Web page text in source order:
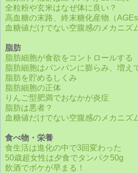
全粒粉や玄米はなぜ体に良い？
高血糖の末路、終末糖化産物（
血糖値だけでない空腹感のメカニズ
脂肪
脂肪細胞が食欲をコントロールする
脂肪細胞はパンパンに膨らみ、増え
脂肪を貯めるしくみ
脂肪細胞の正体
りんご型肥満でおなかが炎症
脂肪は悪者？
血糖値だけでない空腹感のメカニズ
食べ物・栄養
食生活は進化の中で3回変わった
50歳超女性は夕食でタンパク50g
飲酒でボケが早まる！